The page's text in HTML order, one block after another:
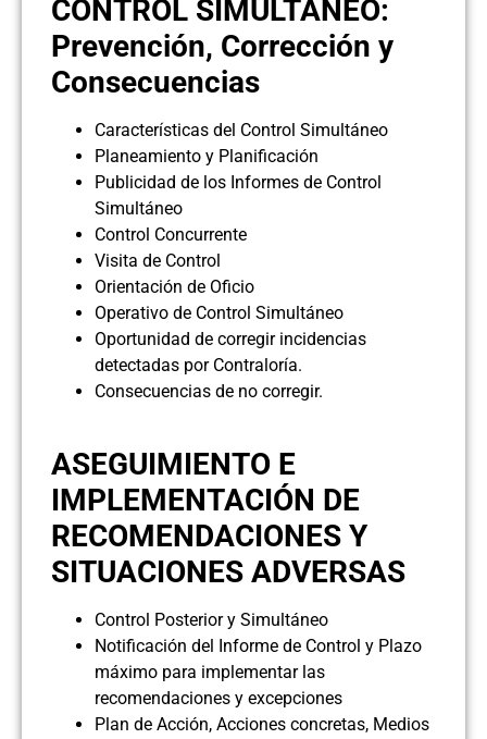
CONTROL SIMULTÁNEO:
Prevención, Corrección y
Consecuencias
Características del Control Simultáneo
Planeamiento y Planificación
Publicidad de los Informes de Control
Simultáneo
Control Concurrente
Visita de Control
Orientación de Oficio
Operativo de Control Simultáneo
Oportunidad de corregir incidencias
detectadas por Contraloría.
Consecuencias de no corregir.
ASEGUIMIENTO E
IMPLEMENTACIÓN DE
RECOMENDACIONES Y
SITUACIONES ADVERSAS
Control Posterior y Simultáneo
Notificación del Informe de Control y Plazo
máximo para implementar las
recomendaciones y excepciones
Plan de Acción, Acciones concretas, Medios